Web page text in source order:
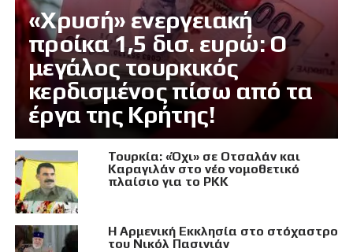
«Χρυσή» ενεργειακή
προίκα 1,5 δισ. ευρώ: Ο
μεγάλος τουρκικός
κερδισμένος πίσω από τα
έργα της Κρήτης!
Τουρκία: «Όχι» σε Οτσαλάν και
Καραγιλάν στο νέο νομοθετικό
πλαίσιο για το PKK
Η Αρμενική Εκκλησία στο στόχαστρο
του Νικόλ Πασινιάν